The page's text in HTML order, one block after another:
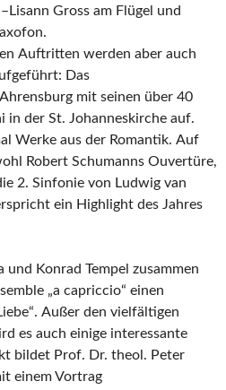
– Lisann Gross am Flügel und
.
Auftritten werden aber auch
Das
mit seinen über 40
in der St. Johanneskirche auf.
Werke aus der Romantik. Auf
Robert Schumanns Ouvertüre,
2. Sinfonie von Ludwig van
ein Highlight des Jahres
und Konrad Tempel zusammen
„a capriccio“ einen
. Außer den vielfältigen
es auch einige interessante
bildet Prof. Dr. theol. Peter
einem Vortrag